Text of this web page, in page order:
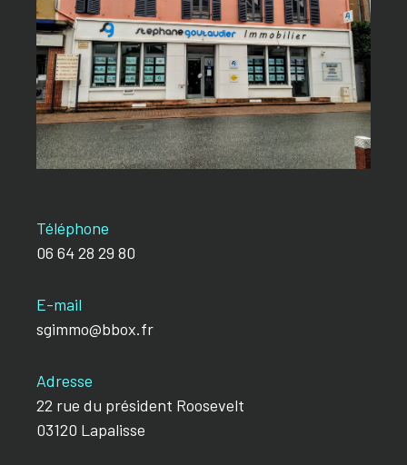
Téléphone
06 64 28 29 80
E-mail
sgimmo@bbox.fr
Adresse
22 rue du président Roosevelt
03120 Lapalisse